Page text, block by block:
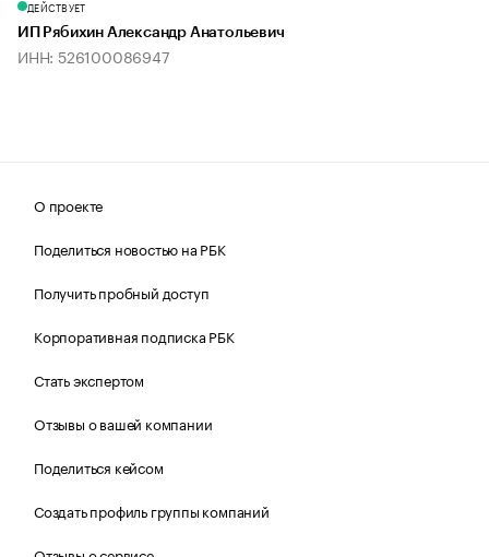
ДЕЙСТВУЕТ
ИП Рябихин Александр Анатольевич
ИНН: 526100086947
О проекте
Поделиться новостью на РБК
Получить пробный доступ
Корпоративная подписка РБК
Стать экспертом
Отзывы о вашей компании
Поделиться кейсом
Создать профиль группы компаний